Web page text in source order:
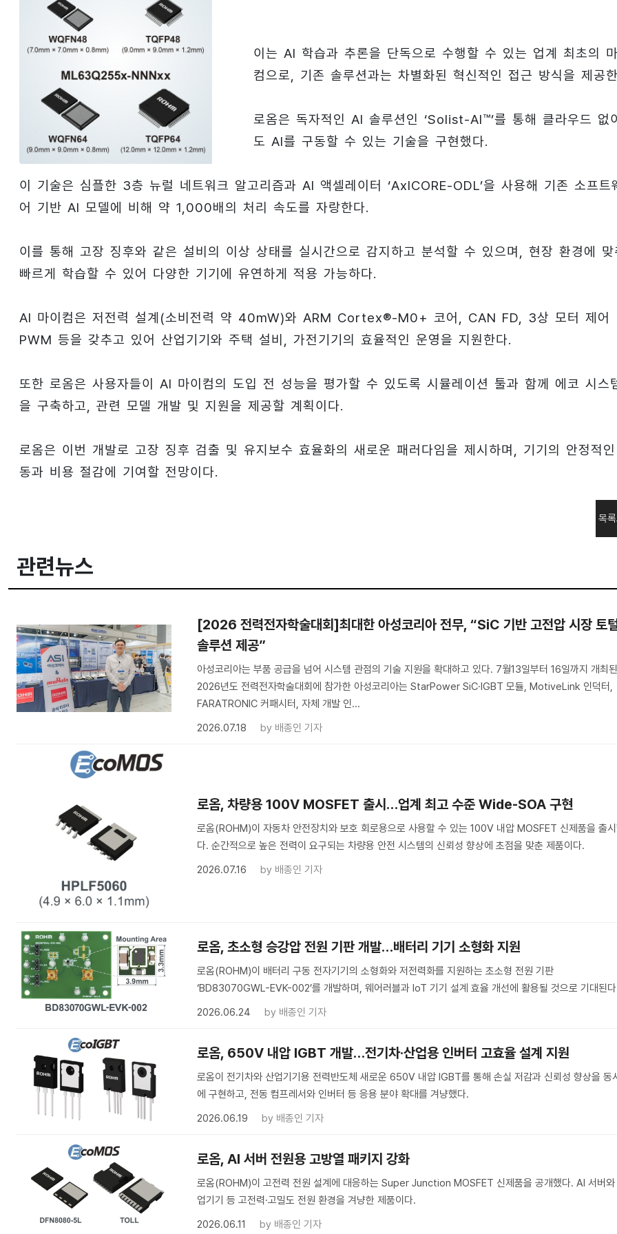
이는 AI 학습과 추론을 단독으로 수행할 수 있는 업계 최초의 마
컴으로, 기존 솔루션과는 차별화된 혁신적인 접근 방식을 제공
로옴은 독자적인 AI 솔루션인 ‘Solist-AI™’를 통해 클라우드 없이
도 AI를 구동할 수 있는 기술을 구현했다.
이 기술은 심플한 3층 뉴럴 네트워크 알고리즘과 AI 액셀레이터 ‘AxlCORE-ODL’을 사용해 기존 소프트
어 기반 AI 모델에 비해 약 1,000배의 처리 속도를 자랑한다.
이를 통해 고장 징후와 같은 설비의 이상 상태를 실시간으로 감지하고 분석할 수 있으며, 현장 환경에 맞
빠르게 학습할 수 있어 다양한 기기에 유연하게 적용 가능하다.
AI 마이컴은 저전력 설계(소비전력 약 40mW)와 ARM Cortex®-M0+ 코어, CAN FD, 3상 모터 제어
PWM 등을 갖추고 있어 산업기기와 주택 설비, 가전기기의 효율적인 운영을 지원한다.
또한 로옴은 사용자들이 AI 마이컴의 도입 전 성능을 평가할 수 있도록 시뮬레이션 툴과 함께 에코 시스
을 구축하고, 관련 모델 개발 및 지원을 제공할 계획이다.
로옴은 이번 개발로 고장 징후 검출 및 유지보수 효율화의 새로운 패러다임을 제시하며, 기기의 안정적
동과 비용 절감에 기여할 전망이다.
목
관련뉴스
[2026 전력전자학술대회]최대한 아성코리아 전무, “SiC 기반 고전압 시장 토
솔루션 제공”
아성코리아는 부품 공급을 넘어 시스템 관점의 기술 지원을 확대하고 있다. 7월13일부터 16일까지 개최된
2026년도 전력전자학술대회에 참가한 아성코리아는 StarPower SiC·IGBT 모듈, MotiveLink 인덕터,
FARATRONIC 커패시터, 자체 개발 인...
2026.07.18
by 배종인 기자
로옴, 차량용 100V MOSFET 출시…업계 최고 수준 Wide-SOA 구현
로옴(ROHM)이 자동차 안전장치와 보호 회로용으로 사용할 수 있는 100V 내압 MOSFET 신제품을 출
다. 순간적으로 높은 전력이 요구되는 차량용 안전 시스템의 신뢰성 향상에 초점을 맞춘 제품이다.
2026.07.16
by 배종인 기자
로옴, 초소형 승강압 전원 기판 개발…배터리 기기 소형화 지원
로옴(ROHM)이 배터리 구동 전자기기의 소형화와 저전력화를 지원하는 초소형 전원 기판
‘BD83070GWL-EVK-002’를 개발하며, 웨어러블과 IoT 기기 설계 효율 개선에 활용될 것으로 기대된
2026.06.24
by 배종인 기자
로옴, 650V 내압 IGBT 개발…전기차·산업용 인버터 고효율 설계 지원
로옴이 전기차와 산업기기용 전력반도체 새로운 650V 내압 IGBT를 통해 손실 저감과 신뢰성 향상을 동
에 구현하고, 전동 컴프레서와 인버터 등 응용 분야 확대를 겨냥했다.
2026.06.19
by 배종인 기자
로옴, AI 서버 전원용 고방열 패키지 강화
로옴(ROHM)이 고전력 전원 설계에 대응하는 Super Junction MOSFET 신제품을 공개했다. AI 서버와
업기기 등 고전력·고밀도 전원 환경을 겨냥한 제품이다.
2026.06.11
by 배종인 기자